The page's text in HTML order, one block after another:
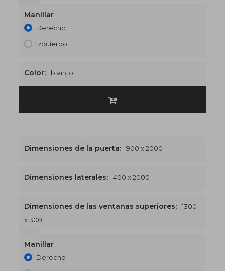
Manillar
Derecho
Izquierdo
Color: blanco
Dimensiones de la puerta: 900 x 2000
Dimensiones laterales: 400 x 2000
Dimensiones de las ventanas superiores:
1300
x 300
Manillar
Derecho